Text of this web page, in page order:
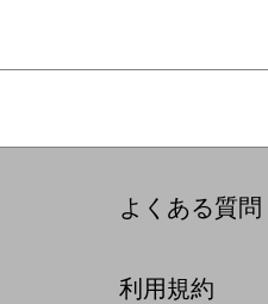
よくある質問
利用規約